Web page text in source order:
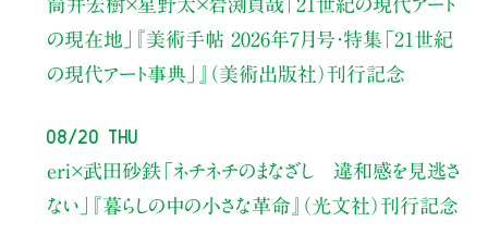
筒井宏樹×星野太×岩渕貞哉 「21世紀の現代アート
の現在地」
『美術手帖 2026年7月号・特集「21世紀
の現代アート事典」』（美術出版社）刊行記念
08/20 Thu
eri×武田砂鉄「ネチネチのまなざし 違和感を見逃さ
ない」
『暮らしの中の小さな革命』（光文社）刊行記念